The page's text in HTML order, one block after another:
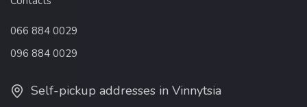
066 884 0029
096 884 0029
Self-pickup addresses in Vinnytsia